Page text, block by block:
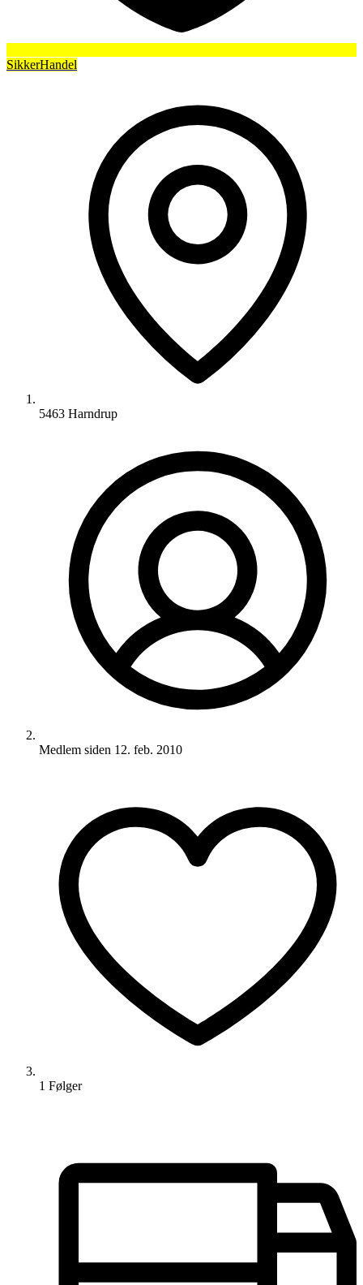
SikkerHandel
5463 Harndrup
Medlem siden 12. feb. 2010
1 Følger